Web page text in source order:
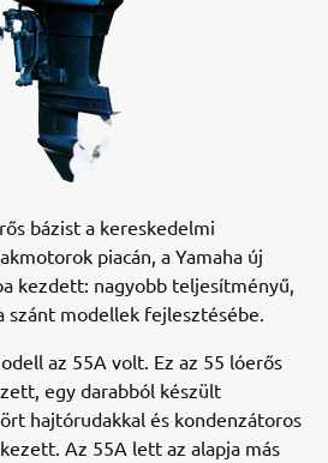
bázist a kereskedelmi
piacán, a Yamaha új
kezdett: nagyobb teljesítményű,
szánt modellek fejlesztésébe.
az 55A volt. Ez az 55 lóerős
egy darabból készült
hajtórudakkal és kondenzátoros
Az 55A lett az alapja más